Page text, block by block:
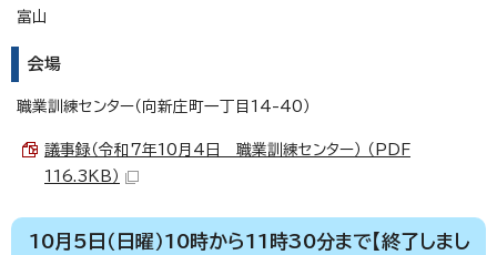
富山
会場
職業訓練センター（向新庄町一丁目14-40）
議事録（令和7年10月4日 職業訓練センター） （PDF
116.3KB）
10月5日（日曜）10時から11時30分まで【終了しまし